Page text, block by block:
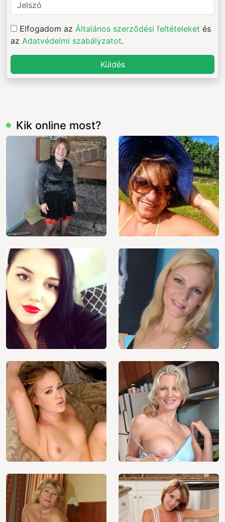
Elfogadom az Általános szerződési feltételeket és
az Adatvédelmi szabályzatot.
Küldés
Kik online most?